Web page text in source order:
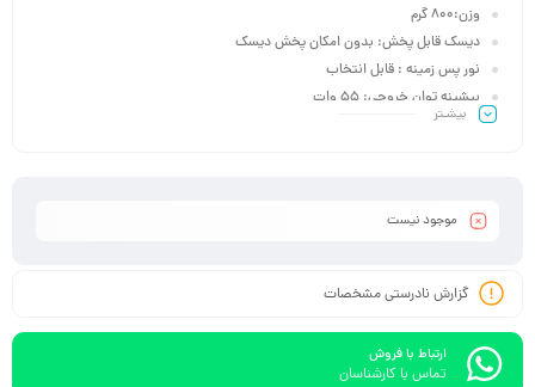
وزن:۸۰۰ گرم
دیسک قابل پخش: بدون امکان پخش دیسک
نور پس زمینه : قابل انتخاب
بیشینه توان خروجی: ۵۵ وات
ابعاد: ۱۸x۱۷.۷x۵ سانتی‌متربیشـتر
موجود نیست
گزارش نادرستی مشخصات
ارتباط با فروش
تماس با کارشناسان